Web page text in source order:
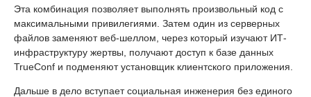
Эта комбинация позволяет выполнять произвольный код с
максимальными привилегиями. Затем один из серверных
файлов заменяют веб-шеллом, через который изучают ИТ-
инфраструктуру жертвы, получают доступ к базе данных
TrueConf и подменяют установщик клиентского приложения.
Дальше в дело вступает социальная инженерия без единого